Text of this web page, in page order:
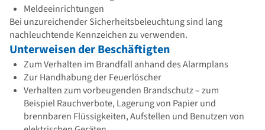
Meldeeinrichtungen
Bei unzureichender Sicherheitsbeleuchtung sind lang
nachleuchtende Kennzeichen zu verwenden.
Unterweisen der Beschäftigten
Zum Verhalten im Brandfall anhand des Alarmplans
Zur Handhabung der Feuerlöscher
Verhalten zum vorbeugenden Brandschutz – zum
Beispiel Rauchverbote, Lagerung von Papier und
brennbaren Flüssigkeiten, Aufstellen und Benutzen von